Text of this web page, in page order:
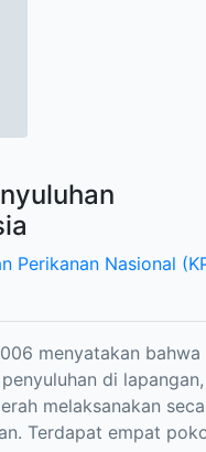
Perikanan Nasional
menyatakan bahwa
di lapangan,
melaksanakan
Terdapat empat